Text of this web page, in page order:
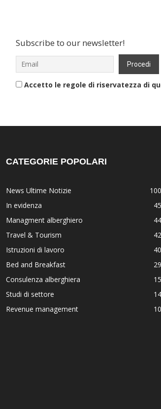
Subscribe to our newsletter!
Accetto le regole di riservatezza di
CATEGORIE POPOLARI
News Ultime Notizie
In evidenza
Managment alberghiero
Travel & Tourism
Istruzioni di lavoro
Bed and Breakfast
Consulenza alberghiera
Studi di settore
Revenue management